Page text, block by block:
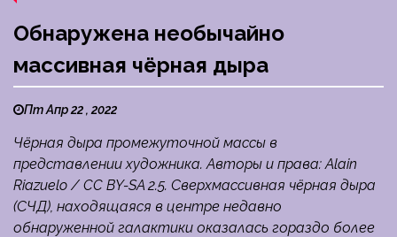
Обнаружена необычайно
массивная чёрная дыра
Пт Апр 22 , 2022
Чёрная дыра промежуточной массы в
представлении художника. Авторы и права: Alain
Riazuelo / CC BY-SA 2.5. Сверхмассивная чёрная дыра
(СЧД), находящаяся в центре недавно
обнаруженной галактики оказалась гораздо более